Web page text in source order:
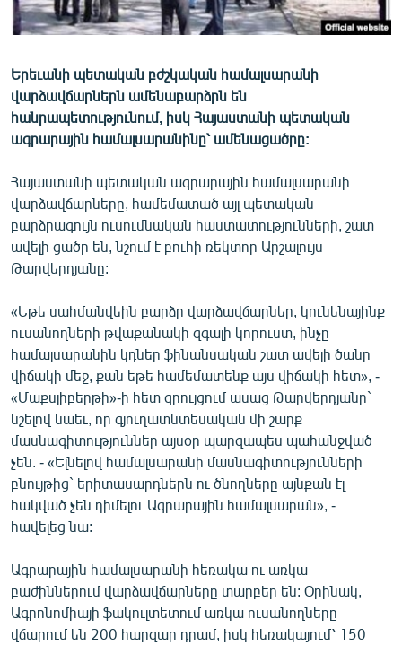
ՄԵԿՆԱԲԱՆՈՒԹՅՈՒՆ
ՏՏ ԵՒ ԻՆՏԵՐՆԵՏ
ԿՈՐՈՆԱՎԻՐՈՒՍ
ԱՐԽԻՎ
ՏԵՍԱՆՅՈՒԹԵՐ
ՁԳՏԵԼՈՎ ԼԱՎԱԳՈՒՅՆԻՆ
ՓՈԴՔԱՍԹ
Հայերեն
English
Русский
ՀԵՏԵՎԵՔ ՄԵԶ
«Ազատության» բոլոր կայքերը
Երեւանի պետական բժշկական համալսարանի
վարձավճարներն ամենաբարձրն են
հանրապետությունում, իսկ Հայաստանի պետական
ագրարային համալսարանինը՝ ամենացածրը:
Հայաստանի պետական ագրարային համալսարանի
վարձավճարները, համեմատած այլ պետական
բարձրագույն ուսումնական հաստատությունների, շատ
ավելի ցածր են, նշում է բուհի ռեկտոր Արշալույս
Թարվերդյանը:
«Եթե սահմանվեին բարձր վարձավճարներ, կունենայինք
ուսանողների թվաքանակի զգալի կորուստ, ինչը
համալսարանին կդներ ֆինանսական շատ ավելի ծանր
վիճակի մեջ, քան եթե համեմատենք այս վիճակի հետ», -
«Մաքսլիբերթի»-ի հետ զրույցում ասաց Թարվերդյանը`
նշելով նաեւ, որ գյուղատնտեսական մի շարք
մասնագիտություններ այսօր պարզապես պահանջված
չեն. - «Ելնելով համալսարանի մասնագիտությունների
բնույթից` երիտասարդներն ու ծնողները այնքան էլ
հակված չեն դիմելու Ագրարային համալսարան», -
հավելեց նա:
Ագրարային համալսարանի հեռակա ու առկա
բաժիններում վարձավճարները տարբեր են: Օրինակ,
Ագրոնոմիայի ֆակուլտետում առկա ուսանողները
վճարում են 200 հարզար դրամ, իսկ հեռակայում՝ 150